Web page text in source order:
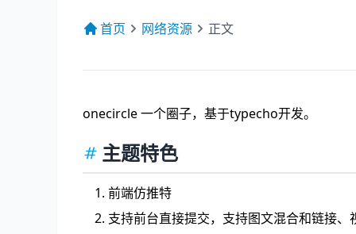
首页 网络资源 正文
onecircle 一个圈子，基于typecho开发。
主题特色
前端仿推特
支持前台直接提交，支持图文混合和链接、